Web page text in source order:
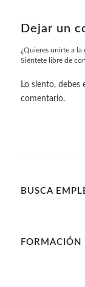
Dejar un
¿Quieres unirte a la
Siéntete libre de
Lo siento, debes
comentario.
BUSCA